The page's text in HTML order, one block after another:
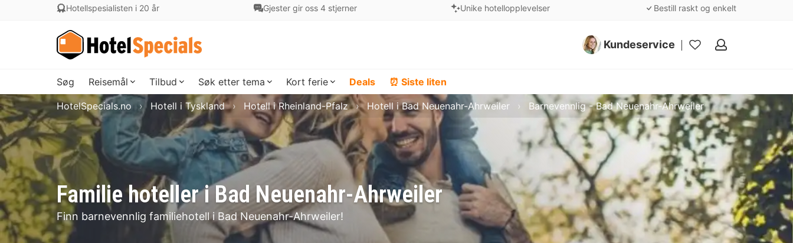
Hotellspesialisten i 20 år Gjester gir oss 4 stjerner Unike hotellopplevelser Bestill raskt og enkelt
Kundeservice
Mine
Søg Reisemål Tilbud Søk etter tema Kort ferie Deals ⏰ Siste liten
Familie hoteller i Bad Neuenahr-Ahrweiler
Finn barnevennlig familiehotell i Bad Neuenahr-Ahrweiler!
HotelSpecials.no Hotell i Tyskland Hotell i Rheinland-Pfalz Hotell i Bad Neuenahr-Ahrweiler Barnevennlig - Bad Neuenahr-Ahrweiler